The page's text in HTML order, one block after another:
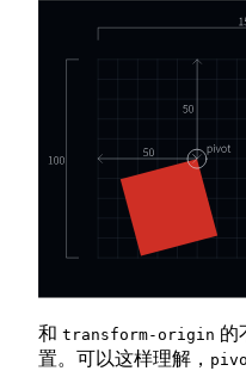
和 transform-origin 的
置。可以这样理解，